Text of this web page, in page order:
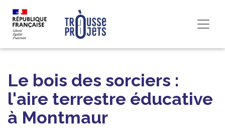
Le bois des sorciers :
l'aire terrestre éducative
à Montmaur